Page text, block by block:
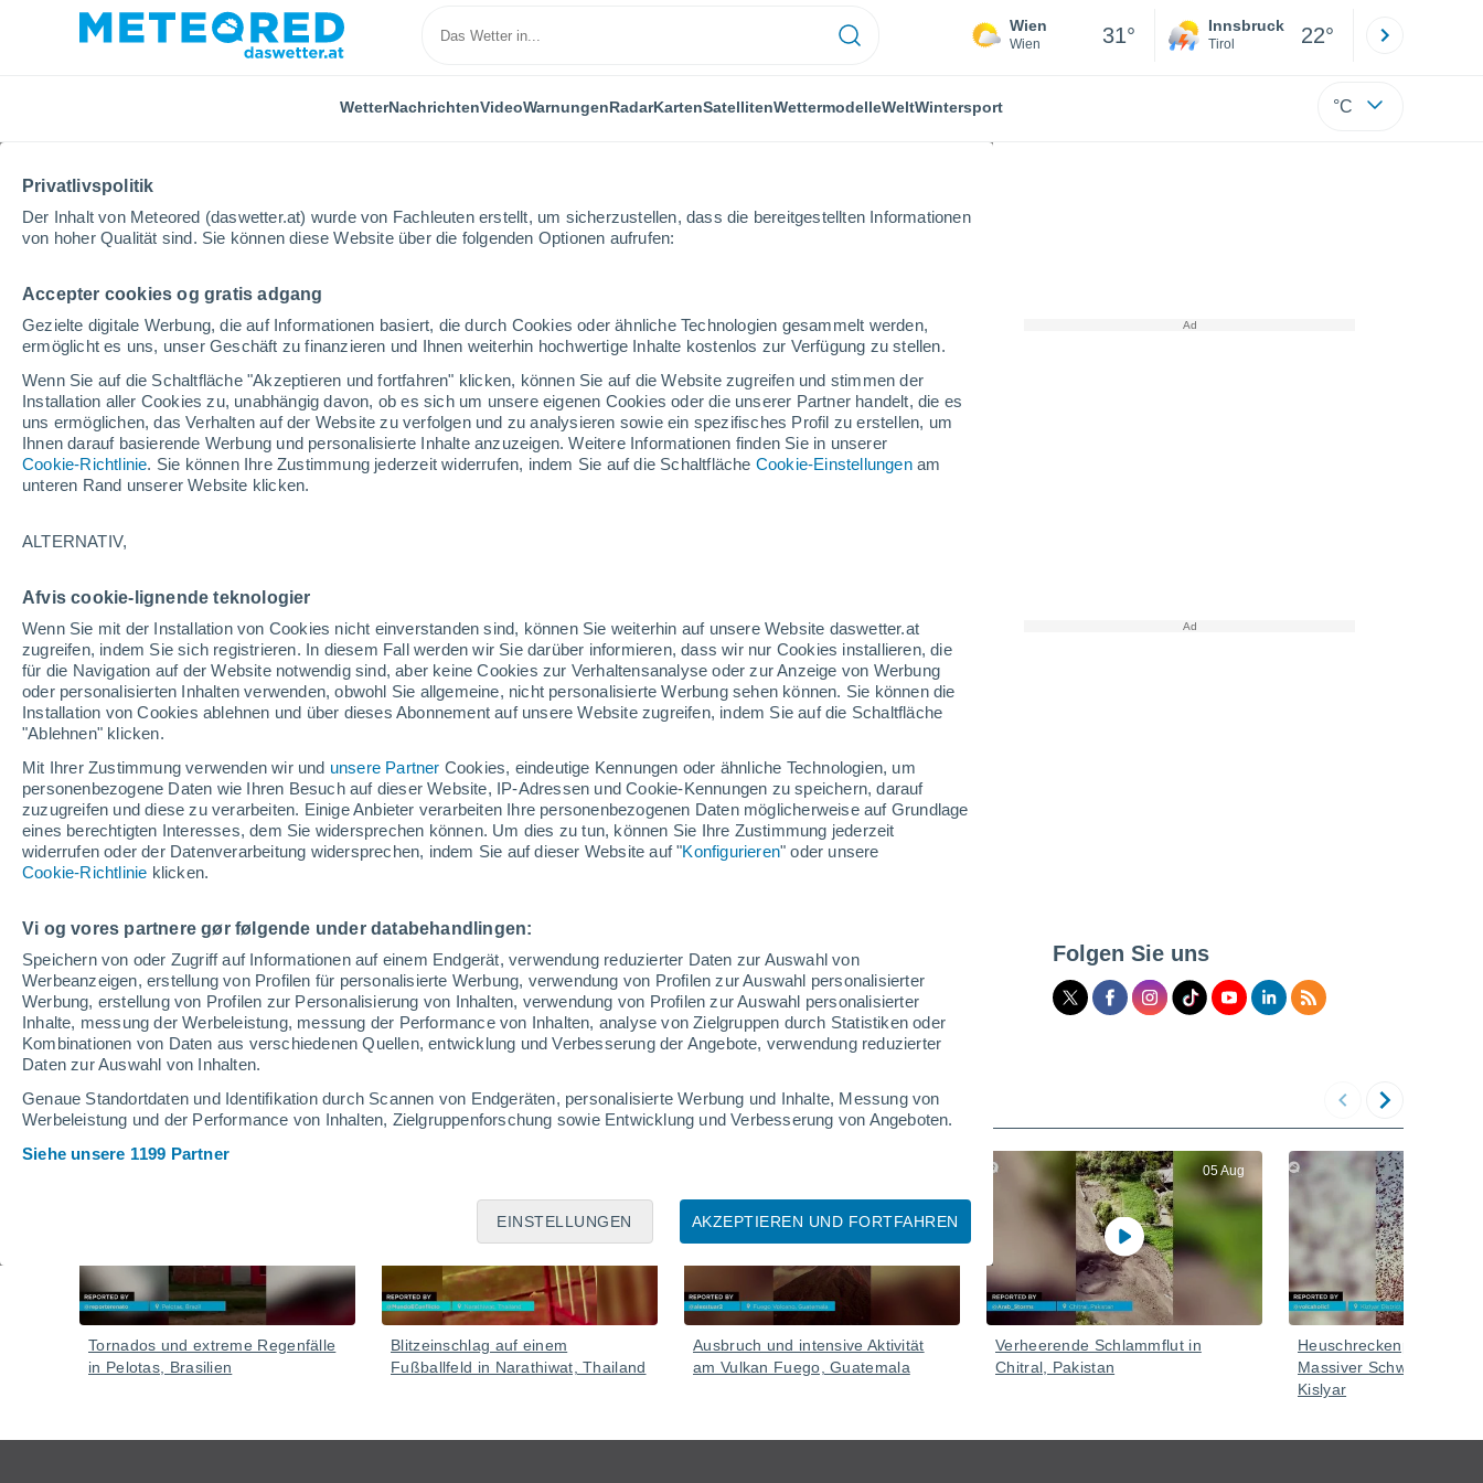
Privatlivspolitik
Der Inhalt von Meteored (daswetter.at) wurde von Fachleuten erstellt, um sicherzustellen, dass die bereitgestellten Informationen
von hoher Qualität sind. Sie können diese Website über die folgenden Optionen aufrufen:
Accepter cookies og gratis adgang
Gezielte digitale Werbung, die auf Informationen basiert, die durch Cookies oder ähnliche Technologien gesammelt werden,
ermöglicht es uns, unser Geschäft zu finanzieren und Ihnen weiterhin hochwertige Inhalte kostenlos zur Verfügung zu stellen.
Wenn Sie auf die Schaltfläche "Akzeptieren und fortfahren" klicken, können Sie auf die Website zugreifen und stimmen der
Installation aller Cookies zu, unabhängig davon, ob es sich um unsere eigenen Cookies oder die unserer Partner handelt, die es
uns ermöglichen, das Verhalten auf der Website zu verfolgen und zu analysieren sowie ein spezifisches Profil zu erstellen, um
Ihnen darauf basierende Werbung und personalisierte Inhalte anzuzeigen. Weitere Informationen finden Sie in unserer
Cookie-Richtlinie. Sie können Ihre Zustimmung jederzeit widerrufen, indem Sie auf die Schaltfläche Cookie-Einstellungenam
unteren Rand unserer Website klicken.
ALTERNATIV,
Afvis cookie-lignende teknologier
Wenn Sie mit der Installation von Cookies nicht einverstanden sind, können Sie weiterhin auf unsere Website daswetter.at
zugreifen, indem Sie sich registrieren. In diesem Fall werden wir Sie darüber informieren, dass wir nur Cookies installieren, die
für die Navigation auf der Website notwendig sind, aber keine Cookies zur Verhaltensanalyse oder zur Anzeige von Werbung
oder personalisierten Inhalten verwenden, obwohl Sie allgemeine, nicht personalisierte Werbung sehen können. Sie können die
Installation von Cookies ablehnen und über dieses Abonnement auf unsere Website zugreifen, indem Sie auf die Schaltfläche
"Ablehnen" klicken.
Mit Ihrer Zustimmung verwenden wir und unsere Partner Cookies, eindeutige Kennungen oder ähnliche Technologien, um
personenbezogene Daten wie Ihren Besuch auf dieser Website, IP-Adressen und Cookie-Kennungen zu speichern, darauf
zuzugreifen und diese zu verarbeiten. Einige Anbieter verarbeiten Ihre personenbezogenen Daten möglicherweise auf Grundlage
eines berechtigten Interesses, dem Sie widersprechen können. Um dies zu tun, können Sie Ihre Zustimmung jederzeit
widerrufen oder der Datenverarbeitung widersprechen, indem Sie auf dieser Website auf "Konfigurieren" oder unsere
Cookie-Richtlinie klicken.
Vi og vores partnere gør følgende under databehandlingen:
Speichern von oder Zugriff auf Informationen auf einem Endgerät, verwendung reduzierter Daten zur Auswahl von
Werbeanzeigen, erstellung von Profilen für personalisierte Werbung, verwendung von Profilen zur Auswahl personalisierter
Werbung, erstellung von Profilen zur Personalisierung von Inhalten, verwendung von Profilen zur Auswahl personalisierter
Inhalte, messung der Werbeleistung, messung der Performance von Inhalten, analyse von Zielgruppen durch Statistiken oder
Kombinationen von Daten aus verschiedenen Quellen, entwicklung und Verbesserung der Angebote, verwendung reduzierter
Daten zur Auswahl von Inhalten.
Genaue Standortdaten und Identifikation durch Scannen von Endgeräten, personalisierte Werbung und Inhalte, Messung von
Werbeleistung und der Performance von Inhalten, Zielgruppenforschung sowie Entwicklung und Verbesserung von Angeboten.
Siehe unsere 1199 Partner
AKZEPTIEREN UND FORTFAHREN
EINSTELLUNGEN
Wien
Wien 31° Innsbruck
Tirol 22°
WetterNachrichtenVideoWarnungenRadarKartenSatellitenWettermodelleWeltWintersport °C
Home Video Eine riesige Walzenwolke verschlingt die Strände von Povoa Do Varzim, Portugal! Diese beeindruckende Wolkenformation überraschte die Badegäste
Eine riesige Walzenwolke verschlingt die
Strände von Povoa Do Varzim, Portugal! Diese
beeindruckende Wolkenformation überraschte
die Badegäste
Das Phänomen war von mehreren Küstenstädten aus zu sehen und hinterließ sehr beeindruckende Bilder.
Folgen Sie uns
Video
Tornados und extreme Regenfälle
in Pelotas, Brasilien
Blitzeinschlag auf einem
Fußballfeld in Narathiwat, Thailand
Ausbruch und intensive Aktivität
am Vulkan Fuego, Guatemala
05 Aug
Verheerende Schlammflut in
Chitral, Pakistan
Heuschreckenplage in
Massiver Schwarm im
Kislyar